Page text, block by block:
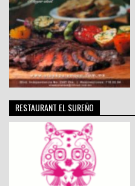
RESTAURANT EL SUREÑO